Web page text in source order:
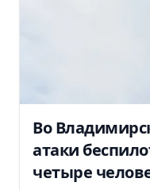
Во
атаки
четыре